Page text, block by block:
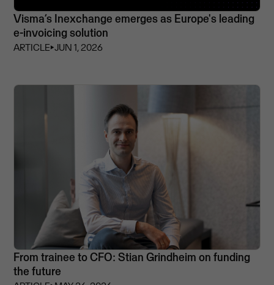
Visma’s Inexchange emerges as Europe's leading
e-invoicing solution
ARTICLE⏵JUN 1, 2026
From trainee to CFO: Stian Grindheim on funding
the future